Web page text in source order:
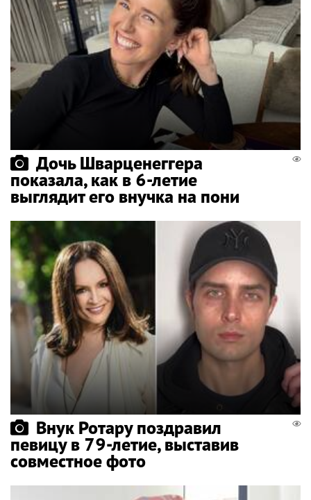
Дочь Шварценеггера
показала, как в 6-летие
выглядит его внучка на пони
Внук Ротару поздравил
певицу в 79-летие, выставив
совместное фото